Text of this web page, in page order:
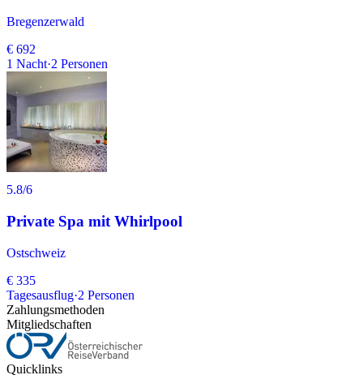
Bregenzerwald
€ 692
1 Nacht·2 Personen
5.8/6
Private Spa mit Whirlpool
Ostschweiz
€ 335
Tagesausflug·2 Personen
Zahlungsmethoden
Mitgliedschaften
Quicklinks